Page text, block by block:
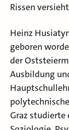
Rissen
Heinz
geboren
der
Ausbildung
Graz